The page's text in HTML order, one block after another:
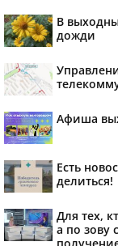
В
дожди
Афиша
Есть
делиться!
Для тех,
а по зову